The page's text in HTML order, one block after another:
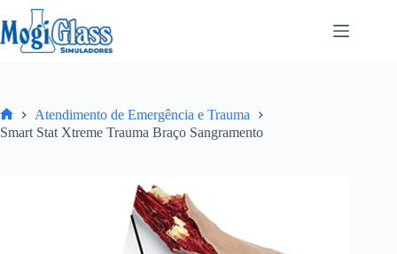
Atendimento de Emergência e Trauma
Smart Stat Xtreme Trauma Braço Sangramento